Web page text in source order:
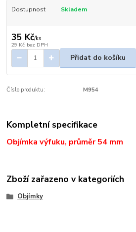
Dostupnost Skladem
35 Kč/ks
29 Kč bez DPH
Přidat do košíku
Číslo produktu: M954
Kompletní specifikace
Objímka výfuku, průměr 54 mm
Zboží zařazeno v kategoriích
Objímky